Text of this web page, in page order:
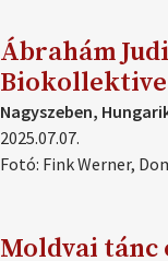
Ábrahám
Biokollektive
Nagyszeben,
2025.07.07.
Fotó: Fink Werner,
Moldvai tánc